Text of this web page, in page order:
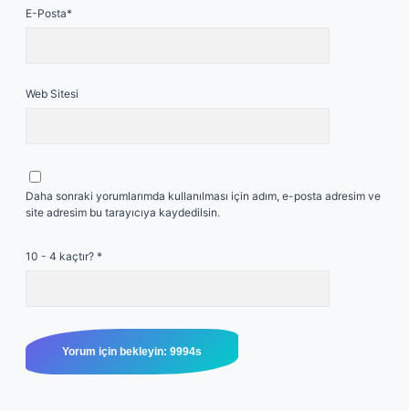
E-Posta*
Web Sitesi
Daha sonraki yorumlarımda kullanılması için adım, e-posta adresim ve
site adresim bu tarayıcıya kaydedilsin.
10 - 4 kaçtır? *